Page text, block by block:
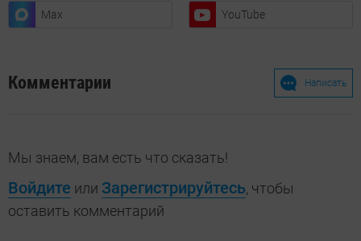
Max YouTube
Комментарии Написать
Мы знаем, вам есть что сказать!
Войдите или Зарегистрируйтесь, чтобы
оставить комментарий